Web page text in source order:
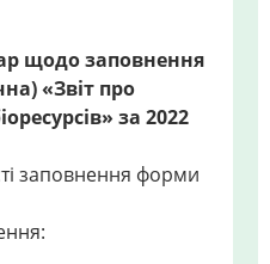
щодо заповнення
«Звіт про
за 2022
заповнення форми